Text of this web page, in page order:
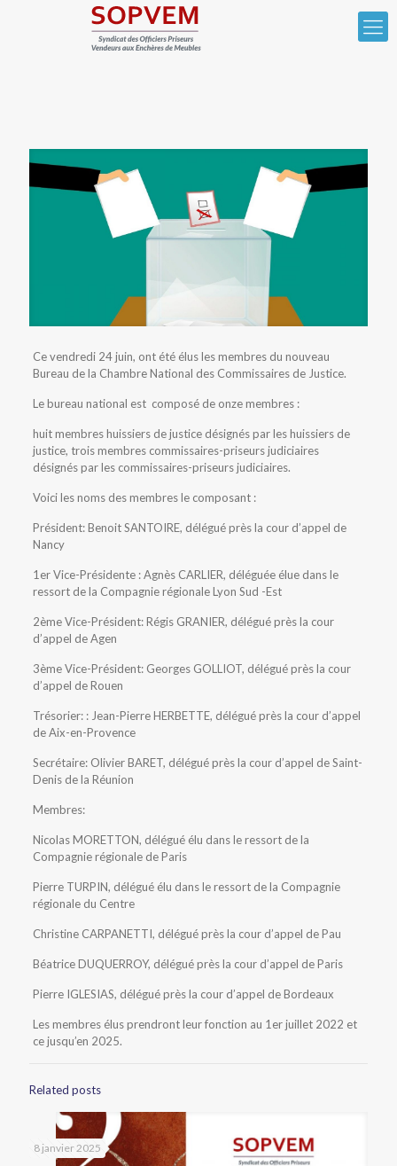
Ce vendredi 24 juin, ont été élus les membres du nouveau
Bureau de la Chambre National des Commissaires de Justice.
Le bureau national est composé de onze membres :
huit membres huissiers de justice désignés par les huissiers de
justice, trois membres commissaires-priseurs judiciaires
désignés par les commissaires-priseurs judiciaires.
Voici les noms des membres le composant :
Président: Benoit SANTOIRE, délégué près la cour d’appel de
Nancy
1er Vice-Présidente : Agnès CARLIER, déléguée élue dans le
ressort de la Compagnie régionale Lyon Sud -Est
2ème Vice-Président: Régis GRANIER, délégué près la cour
d’appel de Agen
3ème Vice-Président: Georges GOLLIOT, délégué près la cour
d’appel de Rouen
Trésorier: : Jean-Pierre HERBETTE, délégué près la cour d’appel
de Aix-en-Provence
Secrétaire: Olivier BARET, délégué près la cour d’appel de Saint-
Denis de la Réunion
Membres:
Nicolas MORETTON, délégué élu dans le ressort de la
Compagnie régionale de Paris
Pierre TURPIN, délégué élu dans le ressort de la Compagnie
régionale du Centre
Christine CARPANETTI, délégué près la cour d’appel de Pau
Béatrice DUQUERROY, délégué près la cour d’appel de Paris
Pierre IGLESIAS, délégué près la cour d’appel de Bordeaux
Les membres élus prendront leur fonction au 1er juillet 2022 et
ce jusqu’en 2025.
Related posts
8 janvier 2025